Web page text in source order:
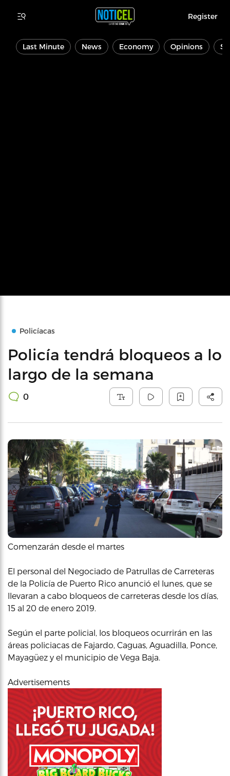
Register
Last Minute News Economy Opinions
Policíacas
Policía tendrá bloqueos a lo
largo de la semana
0
Comenzarán desde el martes
El personal del Negociado de Patrullas de Carreteras
de la Policía de Puerto Rico anunció el lunes, que se
llevaran a cabo bloqueos de carreteras desde los días,
15 al 20 de enero 2019.
Según el parte policial, los bloqueos ocurrirán en las
áreas policiacas de Fajardo, Caguas, Aguadilla, Ponce,
Mayagüez y el municipio de Vega Baja.
Advertisements